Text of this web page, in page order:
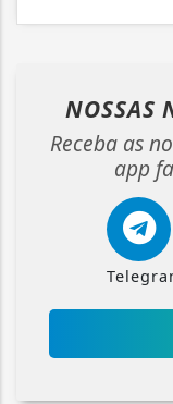
NOSSAS
Receba as
app